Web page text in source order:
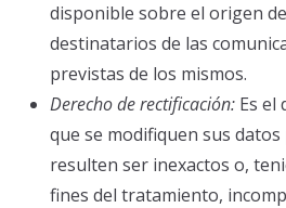
disponible sobre el origen
destinatarios de las
previstas de los mismos.
Derecho de rectificación: Es el
que se modifiquen sus
resulten ser inexactos o,
fines del tratamiento,